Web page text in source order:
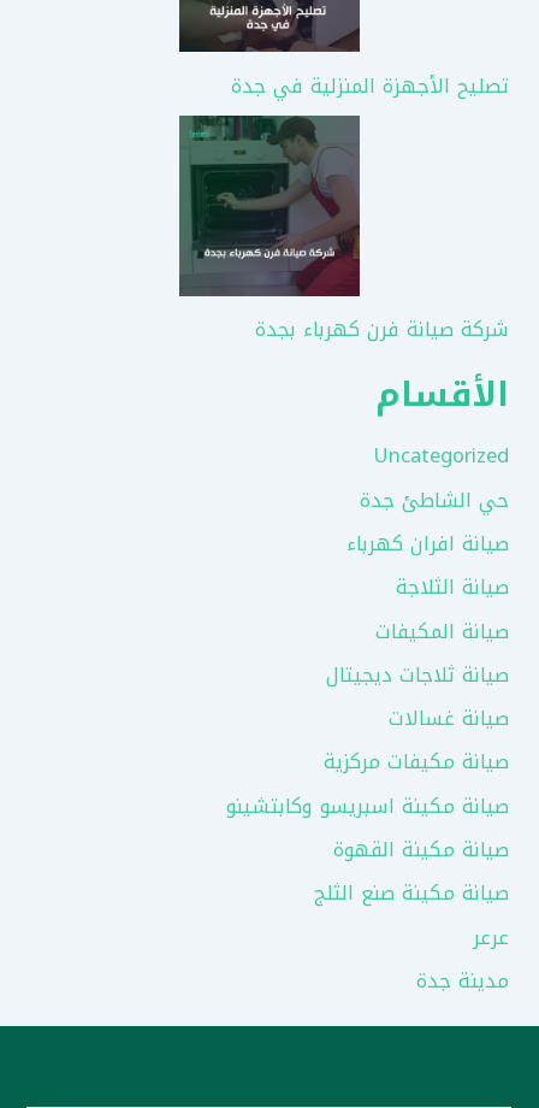
تصليح الأجهزة المنزلية في جدة
شركة صيانة فرن كهرباء بجدة
الأقسام
Uncategorized
حي الشاطئ جدة
صيانة افران كهرباء
صيانة الثلاجة
صيانة المكيفات
صيانة ثلاجات ديجيتال
صيانة غسالات
صيانة مكيفات مركزية
صيانة مكينة اسبريسو وكابتشينو
صيانة مكينة القهوة
صيانة مكينة صنع الثلج
عرعر
مدينة جدة